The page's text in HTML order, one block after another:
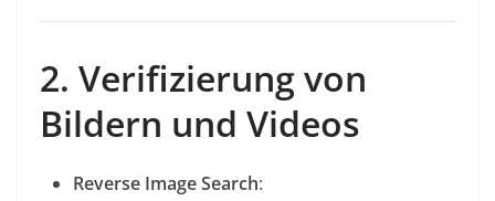
2. Verifizierung von
Bildern und Videos
Reverse Image Search: